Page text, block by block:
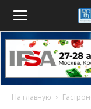
На главную